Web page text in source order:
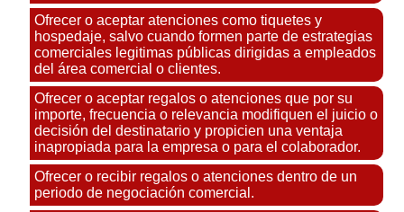
Ofrecer o aceptar atenciones como tiquetes y
hospedaje, salvo cuando formen parte de estrategias
comerciales legitimas públicas dirigidas a empleados
del área comercial o clientes.
Ofrecer o aceptar regalos o atenciones que por su
importe, frecuencia o relevancia modifiquen el juicio o
decisión del destinatario y propicien una ventaja
inapropiada para la empresa o para el colaborador.
Ofrecer o recibir regalos o atenciones dentro de un
periodo de negociación comercial.